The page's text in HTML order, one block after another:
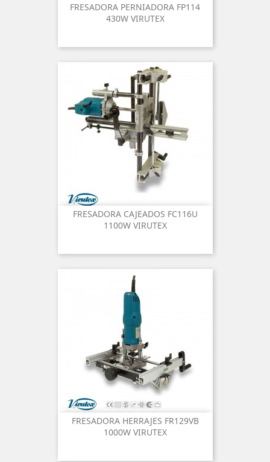
FRESADORA PERNIADORA FP114
430W VIRUTEX
FRESADORA CAJEADOS FC116U
1100W VIRUTEX
FRESADORA HERRAJES FR129VB
1000W VIRUTEX